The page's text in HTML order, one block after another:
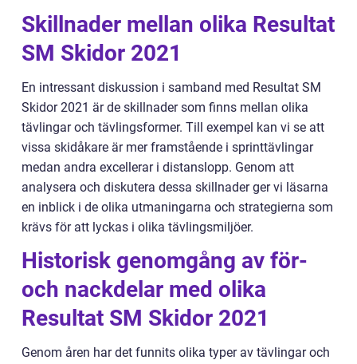
Skillnader mellan olika Resultat
SM Skidor 2021
En intressant diskussion i samband med Resultat SM
Skidor 2021 är de skillnader som finns mellan olika
tävlingar och tävlingsformer. Till exempel kan vi se att
vissa skidåkare är mer framstående i sprinttävlingar
medan andra excellerar i distanslopp. Genom att
analysera och diskutera dessa skillnader ger vi läsarna
en inblick i de olika utmaningarna och strategierna som
krävs för att lyckas i olika tävlingsmiljöer.
Historisk genomgång av för-
och nackdelar med olika
Resultat SM Skidor 2021
Genom åren har det funnits olika typer av tävlingar och